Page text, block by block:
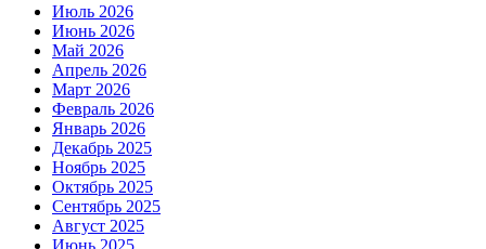
Июль 2026
Июнь 2026
Май 2026
Апрель 2026
Март 2026
Февраль 2026
Январь 2026
Декабрь 2025
Ноябрь 2025
Октябрь 2025
Сентябрь 2025
Август 2025
Июнь 2025